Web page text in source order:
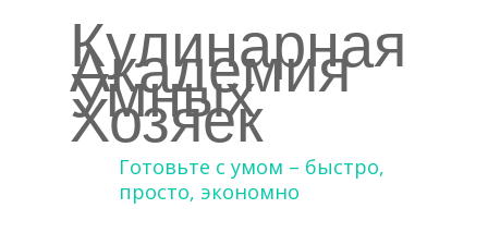
Кулинарная
Академия
Умных
Хозяек
Готовьте с умом – быстро,
просто, экономно